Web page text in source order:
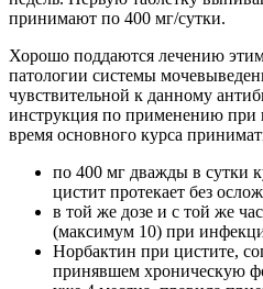
принимают по 400 мг/сутки.
Хорошо поддаются лечению
патологии системы
чувствительной к данному
инструкция по применению при
время основного курса
по 400 мг дважды в сутки
цистит протекает без
в той же дозе и с той же
(максимум 10) при
Норбактин при цистите,
принявшем хроническую